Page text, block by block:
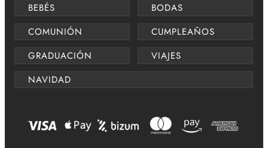
BEBÉS
BODAS
COMUNIÓN
CUMPLEAÑOS
GRADUACIÓN
VIAJES
NAVIDAD